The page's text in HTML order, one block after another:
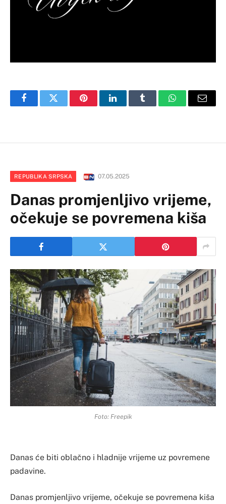
FacebookTwitter PinterestLinkedInTumblr WhatsAppEmail
REPUBLIKA SRPSKA 07.05.2025
Danas promjenljivo vrijeme,
očekuje se povremena kiša
Foto: Freepik
Danas će biti oblačno i hladnije vrijeme uz povremene
padavine.
Danas promjenljivo vrijeme, očekuje se povremena kiša